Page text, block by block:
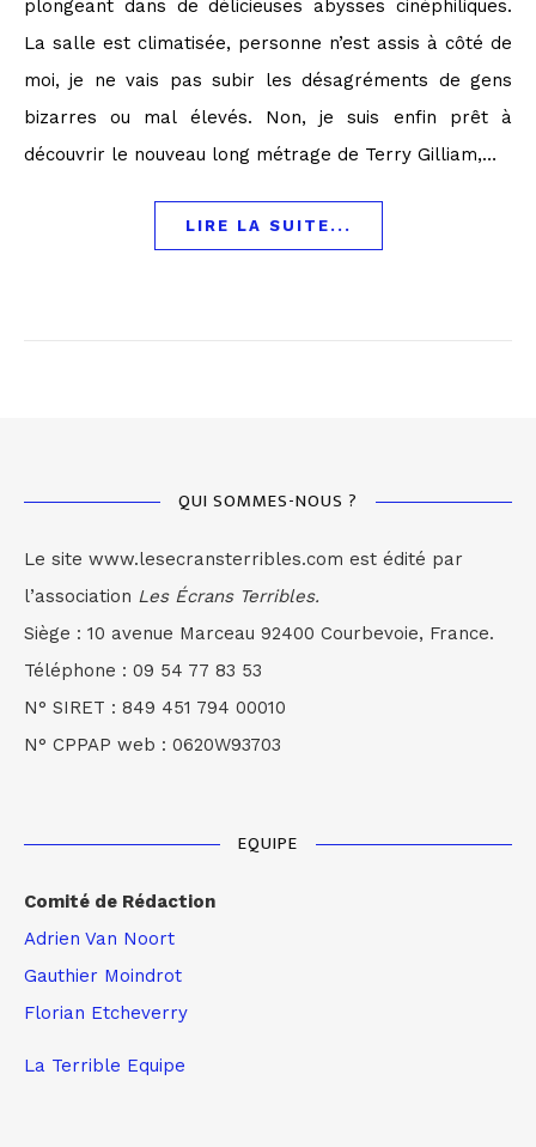
plongeant dans de délicieuses abysses cinéphiliques.
La salle est climatisée, personne n’est assis à côté de
moi, je ne vais pas subir les désagréments de gens
bizarres ou mal élevés. Non, je suis enfin prêt à
découvrir le nouveau long métrage de Terry Gilliam,…
LIRE LA SUITE...
QUI SOMMES-NOUS ?
Le site www.lesecransterribles.com est édité par
l’association Les Écrans Terribles.
Siège : 10 avenue Marceau 92400 Courbevoie, France.
Téléphone : 09 54 77 83 53
N° SIRET : 849 451 794 00010
N° CPPAP web : 0620W93703
EQUIPE
Comité de Rédaction
Adrien Van Noort
Gauthier Moindrot
Florian Etcheverry
La Terrible Equipe